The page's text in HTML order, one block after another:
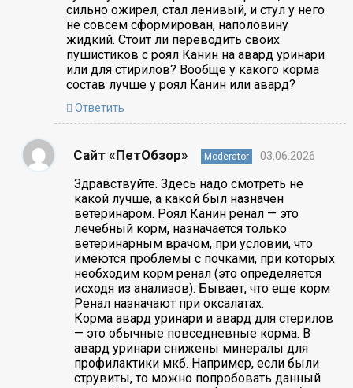
сильно ожирел, стал ленивый, и стул у него
не совсем сформирован, наполовину
жидкий. Стоит ли переводить своих
пушистиков с роял Канин на авард уринари
или для стирилов? Вообще у какого корма
состав лучше у роял Канин или авард?
Ответить
Сайт «ПетОбзор» Moderator 03.06.2026
Здравствуйте. Здесь надо смотреть не
какой лучше, а какой был назначен
ветеринаром. Роял Канин ренал — это
лечебный корм, назначается только
ветеринарным врачом, при условии, что
имеются проблемы с почками, при которых
необходим корм ренал (это определяется
исходя из анализов). Бывает, что еще корм
Ренал назначают при оксалатах.
Корма авард уринари и авард для стерилов
— это обычные повседневные корма. В
авард уринари снижены минералы для
профилактики мкб. Например, если были
струвиты, то можно попробовать данный